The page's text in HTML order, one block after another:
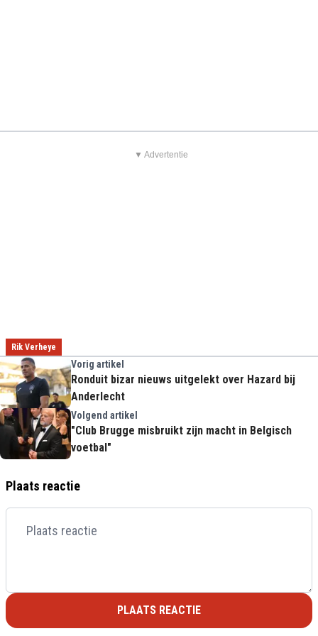
▼ Advertentie
Rik Verheye
Vorig artikel
Ronduit bizar nieuws uitgelekt over Hazard bij
Anderlecht
Volgend artikel
"Club Brugge misbruikt zijn macht in Belgisch
voetbal"
Plaats reactie
PLAATS REACTIE